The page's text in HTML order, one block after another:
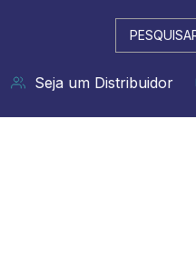
Pesquisar
...
Seja um Distribuidor